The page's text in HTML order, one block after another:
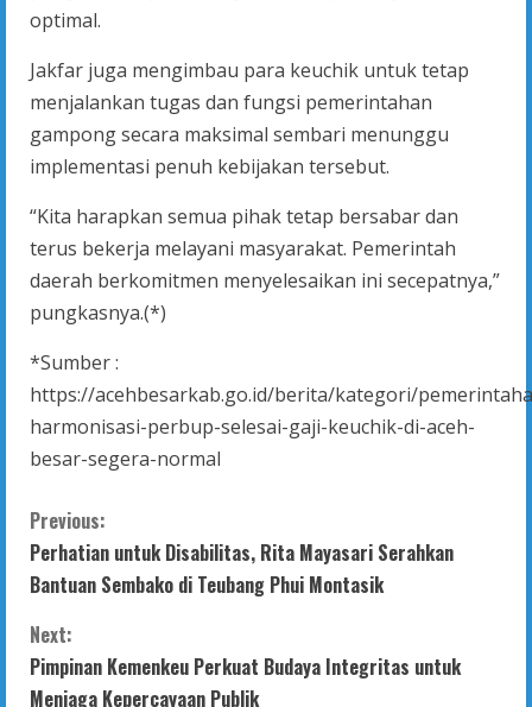
optimal.
Jakfar juga mengimbau para keuchik untuk tetap
menjalankan tugas dan fungsi pemerintahan
gampong secara maksimal sembari menunggu
implementasi penuh kebijakan tersebut.
“Kita harapkan semua pihak tetap bersabar dan
terus bekerja melayani masyarakat. Pemerintah
daerah berkomitmen menyelesaikan ini secepatnya,”
pungkasnya.(*)
*Sumber :
https://acehbesarkab.go.id/berita/kategori/
harmonisasi-perbup-selesai-gaji-keuchik-di-aceh-
besar-segera-normal
C
o
n
t
Previous:
Perhatian untuk Disabilitas, Rita Mayasari Serahkan
Bantuan Sembako di Teubang Phui Montasik
Next:
Pimpinan Kemenkeu Perkuat Budaya Integritas untuk
Menjaga Kepercayaan Publik